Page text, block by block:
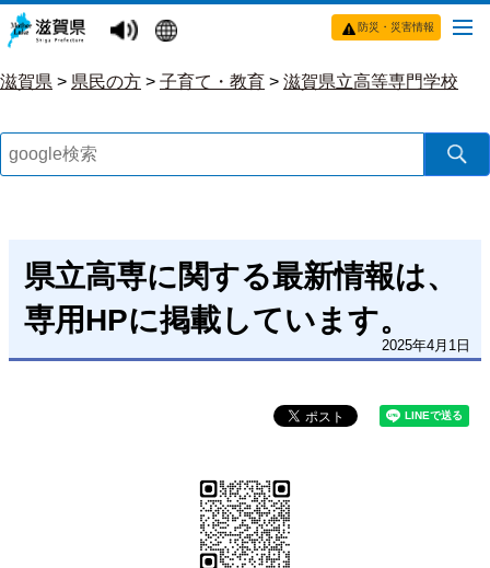
防災・災害情報
滋賀県 > 県民の方 > 子育て・教育 > 滋賀県立高等専門学校
県立高専に関する最新情報は、
専用HPに掲載しています。
2025年4月1日